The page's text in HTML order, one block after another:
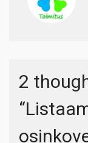
2
“